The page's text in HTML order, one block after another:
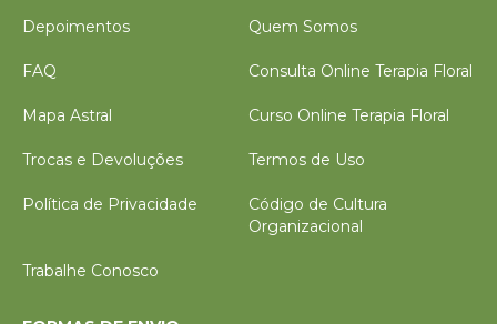
Depoimentos
Quem Somos
FAQ Consulta Online Terapia Floral
Mapa Astral Curso Online Terapia Floral
Trocas e Devoluções Termos de Uso
Política de Privacidade
Código de Cultura
Organizacional
Trabalhe Conosco